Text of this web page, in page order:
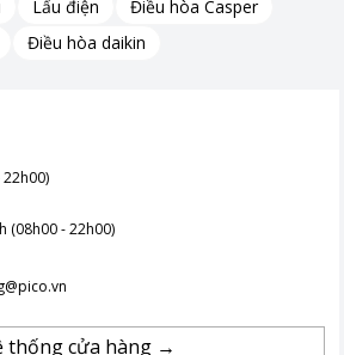
sục rửa lõi lọc sau 30 phút hoạt
72 giờ không sử dụng, giúp giữ màng lọc
bảo nước luôn tinh khiết.
chất minh hoạ.
S600 là lựa chọn hoàn hảo cho những
trong sử dụng hằng ngày. Với công
Lẩu điện
Điều hòa Casper
Điều hòa daikin
(08h00 - 22h00)
thống cửa hàng →